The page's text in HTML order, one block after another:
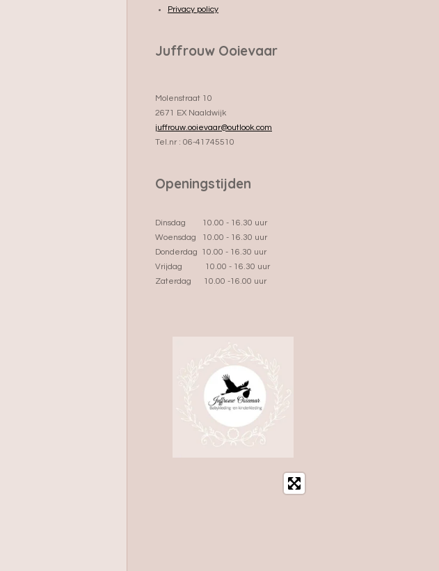
Privacy policy
Juffrouw Ooievaar
Molenstraat 10
2671 EX Naaldwijk
juffrouw.ooievaar@outlook.com
Tel.nr : 06-41745510
Openingstijden
Dinsdag 10.00 - 16.30 uur
Woensdag 10.00 - 16.30 uur
Donderdag 10.00 - 16.30 uur
Vrijdag 10.00 - 16.30 uur
Zaterdag 10.00 -16.00 uur